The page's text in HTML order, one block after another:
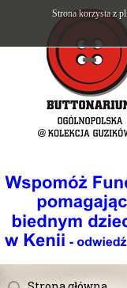
Strona korzysta z